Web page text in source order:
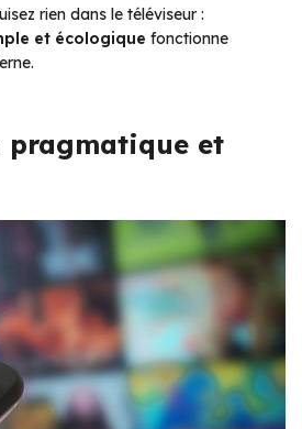
rien dans le téléviseur :
et écologique fonctionne
pragmatique et